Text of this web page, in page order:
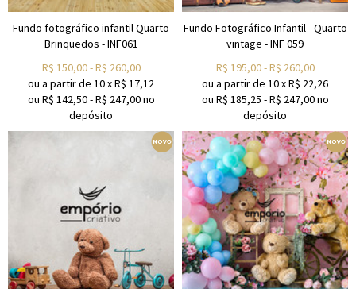
Fundo fotográfico infantil Quarto
Brinquedos - INF061
R$ 150,00-R$ 260,00
ou a partir de 10xR$ 17,12
ou R$ 142,50-R$ 247,00no
depósito
Fundo Fotográfico Infantil - Quarto
vintage - INF 059
R$ 195,00-R$ 260,00
ou a partir de 10xR$ 22,26
ou R$ 185,25 -R$ 247,00no
depósito